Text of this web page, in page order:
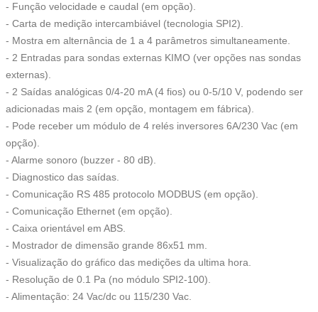
- Função velocidade e caudal (em opção).
- Carta de medição intercambiável (tecnologia SPI2).
- Mostra em alternância de 1 a 4 parâmetros simultaneamente.
- 2 Entradas para sondas externas KIMO (ver opções nas sondas
externas).
- 2 Saídas analógicas 0/4-20 mA (4 fios) ou 0-5/10 V, podendo ser
adicionadas mais 2 (em opção, montagem em fábrica).
- Pode receber um módulo de 4 relés inversores 6A/230 Vac (em
opção).
- Alarme sonoro (buzzer - 80 dB).
- Diagnostico das saídas.
- Comunicação RS 485 protocolo MODBUS (em opção).
- Comunicação Ethernet (em opção).
- Caixa orientável em ABS.
- Mostrador de dimensão grande 86x51 mm.
- Visualização do gráfico das medições da ultima hora.
- Resolução de 0.1 Pa (no módulo SPI2-100).
- Alimentação: 24 Vac/dc ou 115/230 Vac.